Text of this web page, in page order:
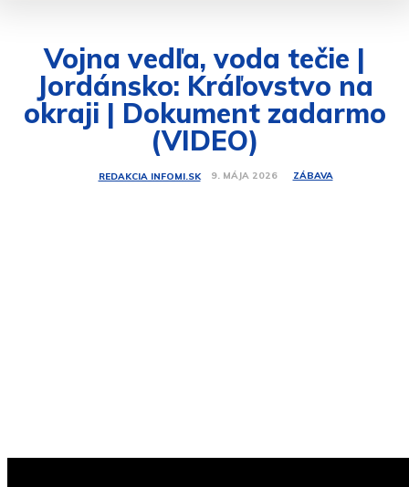
Vojna vedľa, voda tečie |
Jordánsko: Kráľovstvo na
okraji | Dokument zadarmo
(VIDEO)
REDAKCIA INFOMI.SK 9. MÁJA 2026 ZÁBAVA